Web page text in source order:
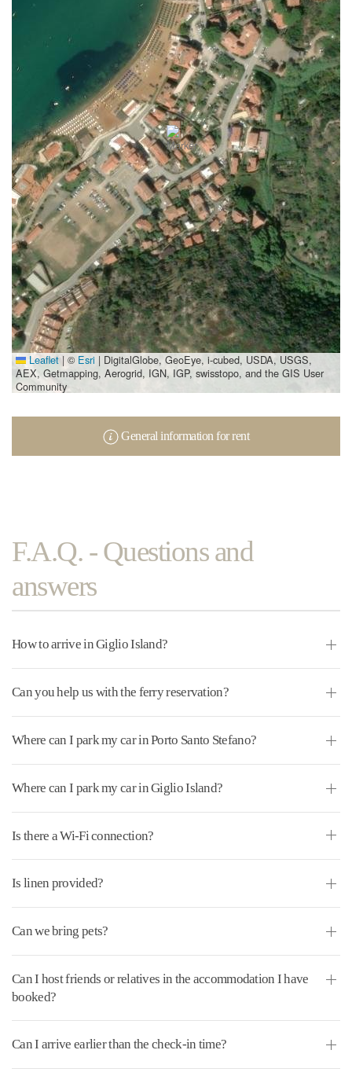
Leaflet | © Esri | DigitalGlobe, GeoEye, i-cubed, USDA, USGS,
AEX, Getmapping, Aerogrid, IGN, IGP, swisstopo, and the GIS User
Community
General information for rent
F.A.Q. - Questions and
answers
How to arrive in Giglio Island?
Can you help us with the ferry reservation?
Where can I park my car in Porto Santo Stefano?
Where can I park my car in Giglio Island?
Is there a Wi-Fi connection?
Is linen provided?
Can we bring pets?
Can I host friends or relatives in the accommodation I have
booked?
Can I arrive earlier than the check-in time?